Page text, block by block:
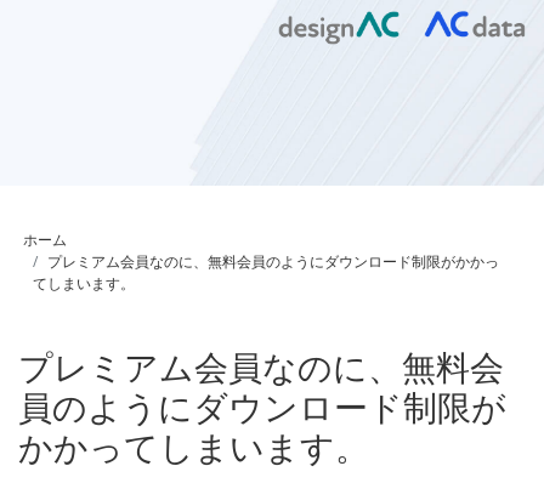
ホーム
プレミアム会員なのに、無料会員のようにダウンロード制限がかかっ
てしまいます。
プレミアム会員なのに、無料会
員のようにダウンロード制限が
かかってしまいます。